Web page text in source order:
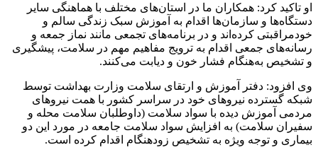
او تاکید کرد: همکاران ما در استان‌های مختلف با هماهنگی سایر
دستگاه‌ها و سازمان‌ها اقدام به آموزش سبک زندگی سالم و
خودمراقبتی کرده‌اند و در برنامه‌های تجمعی مانند نماز جمعه و
رسانه‌های جمعی اقدام به ترویج مفاهیم مهم در سلامت، پیشگیری
و تشخیص به‌هنگام فشار خون و دیابت می‌کنند.
وی افزود: دفتر آموزش و ارتقای سلامت وزارت بهداشت توسط
شبکه گسترده نیروهای خود در سراسر کشور با همت نیروهای
مردمی آموزش دیده با سواد سلامت (داوطلبان سلامت محله و
سفیران سلامت) به افزایش سواد سلامت جامعه در مورد این دو
بیماری و توجه ویژه به تشخیص زودهنگام اقدام کرده است.